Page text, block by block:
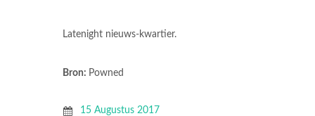
Latenight nieuws-kwartier.
Bron: Powned
15 Augustus 2017